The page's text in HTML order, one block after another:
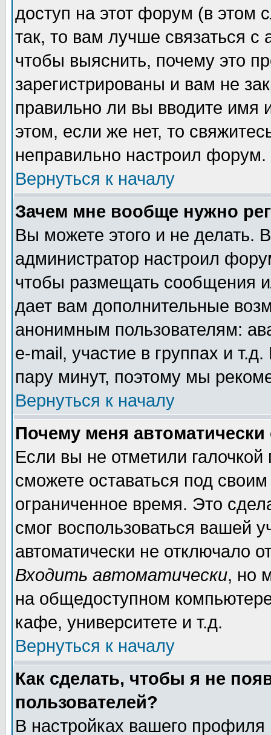
доступ на этот форум (в этом
так, то вам лучше связаться
чтобы выяснить, почему это
зарегистрированы и вам не
правильно ли вы вводите
этом, если же нет, то
неправильно настроил форум.
Вернуться к началу
Зачем мне вообще нужно
Вы можете этого и не делать.
администратор настроил
чтобы размещать сообщения
дает вам дополнительные
анонимным пользователям:
e-mail, участие в группах и
пару минут, поэтому мы
Вернуться к началу
Почему меня автоматически
Если вы не отметили галочкой
сможете оставаться под
ограниченное время. Это
смог воспользоваться вашей
автоматически не отключало
Входить автоматически, но
на общедоступном
кафе, университете и т.д.
Вернуться к началу
Как сделать, чтобы я не
пользователей?
В настройках вашего